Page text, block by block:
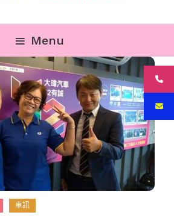
Menu
車訊